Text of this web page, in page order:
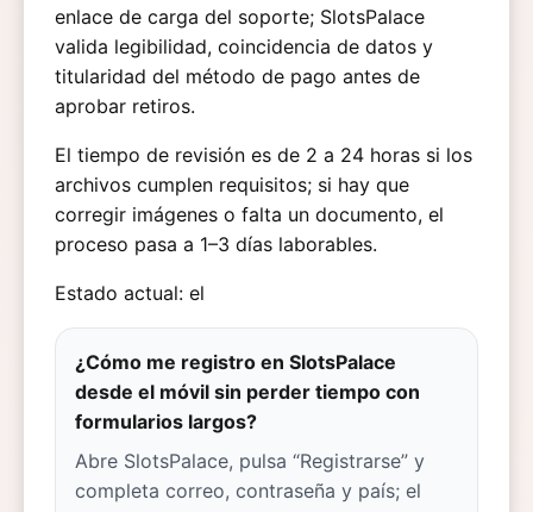
enlace de carga del soporte; SlotsPalace
valida legibilidad, coincidencia de datos y
titularidad del método de pago antes de
aprobar retiros.
El tiempo de revisión es de 2 a 24 horas si los
archivos cumplen requisitos; si hay que
corregir imágenes o falta un documento, el
proceso pasa a 1–3 días laborables.
Estado actual: el
¿Cómo me registro en SlotsPalace
desde el móvil sin perder tiempo con
formularios largos?
Abre SlotsPalace, pulsa “Registrarse” y
completa correo, contraseña y país; el